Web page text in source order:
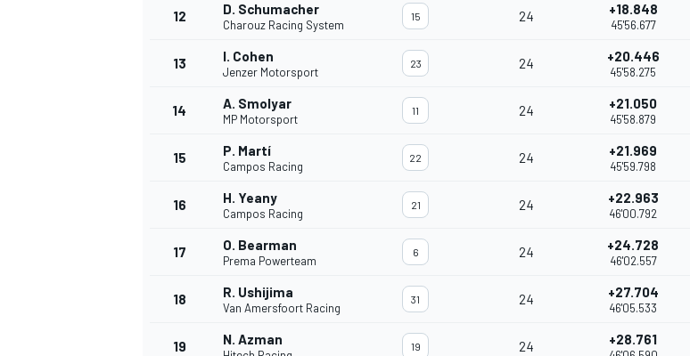
12 D. Schumacher
Charouz Racing System
15 24 +18.848
45'56.677
13 I. Cohen
Jenzer Motorsport
23 24 +20.446
45'58.275
14 A. Smolyar
MP Motorsport
11 24 +21.050
45'58.879
15 P. Martí
Campos Racing
22 24 +21.969
45'59.798
16 H. Yeany
Campos Racing
21 24 +22.963
46'00.792
17 O. Bearman
Prema Powerteam
6 24 +24.728
46'02.557
18 R. Ushijima
Van Amersfoort Racing
31 24 +27.704
46'05.533
19 N. Azman 19 24 +28.761